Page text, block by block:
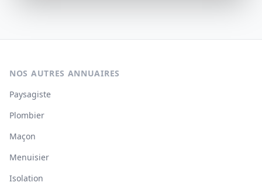
NOS AUTRES ANNUAIRES
Paysagiste
Plombier
Maçon
Menuisier
Isolation